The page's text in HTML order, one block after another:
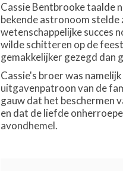
Cassie Bentbrooke taalde
bekende astronoom
wetenschappelijke succes
wilde schitteren op de
gemakkelijker gezegd dan
Cassie's broer was
uitgavenpatroon van de
gauw dat het beschermen
en dat de liefde
avondhemel.